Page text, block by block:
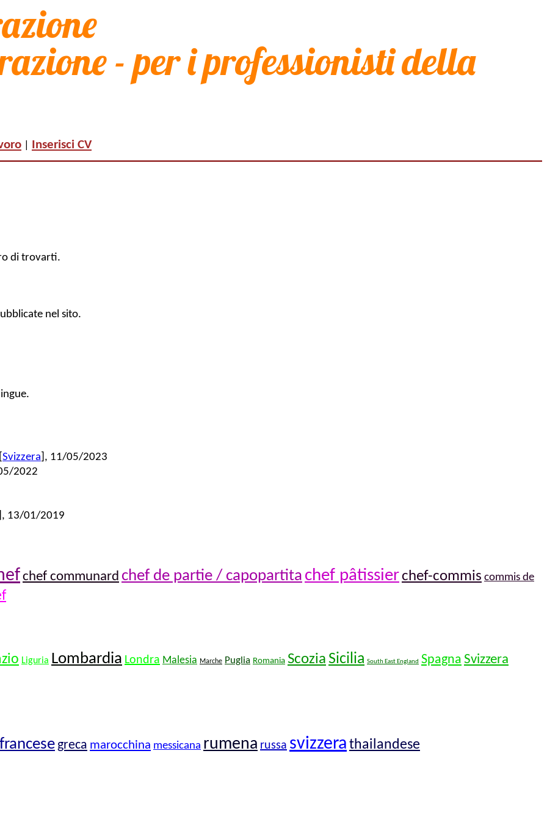
Inserisci CV
di trovarti.
nel sito.
Svizzera], 11/05/2023
2022
13/01/2019
chef communard chef de partie / capopartita chef pâtissierchef-commis commis de
Liguria Lombardia Londra Malesia Marche Puglia Romania Scozia Sicilia South East England Spagna Svizzera
francesegreca marocchina messicana rumena russa svizzera thailandese